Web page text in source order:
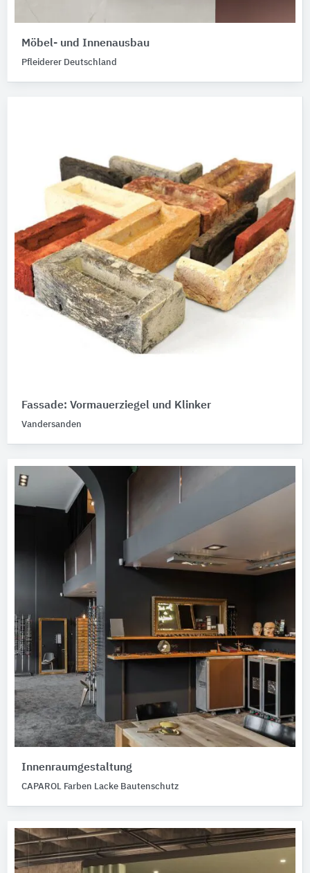
Möbel- und Innenausbau
Pfleiderer Deutschland
Fassade: Vormauerziegel und Klinker
Vandersanden
Innenraumgestaltung
CAPAROL Farben Lacke Bautenschutz